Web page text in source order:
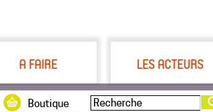
A FAIRE LES ACTEURS
Boutique